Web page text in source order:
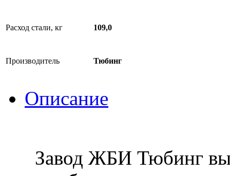
Расход стали, кг 109,0
Производитель Тюбинг
Описание
Завод ЖБИ Тюбинг